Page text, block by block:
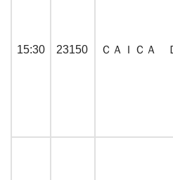
15:30 23150 ＣＡＩＣＡ